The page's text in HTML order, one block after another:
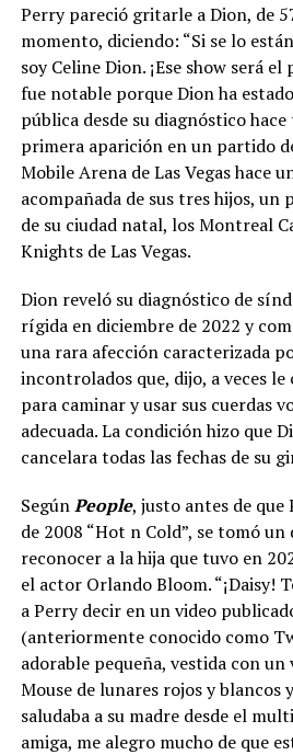
Perry pareció gritarle a Dion, de
momento, diciendo: “Si se lo
soy Celine Dion. ¡Ese show será
fue notable porque Dion ha
pública desde su diagnóstico
primera aparición en un partido
Mobile Arena de Las Vegas hace
acompañada de sus tres hijos,
de su ciudad natal, los Montreal
Knights de Las Vegas.
Dion reveló su diagnóstico de
rígida en diciembre de 2022 y
una rara afección caracterizada
incontrolados que, dijo, a veces
para caminar y usar sus cuerdas
adecuada. La condición hizo que
cancelara todas las fechas de su
SegúnPeople, justo antes de
de 2008 “Hot n Cold”, se tomó un
reconocer a la hija que tuvo en
el actor Orlando Bloom. “¡Daisy!
a Perry decir en un video
(anteriormente conocido como
adorable pequeña, vestida con
Mouse de lunares rojos y blancos
saludaba a su madre desde el
amiga, me alegro mucho de que